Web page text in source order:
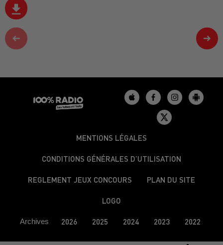
MENTIONS LÉGALES
CONDITIONS GÉNÉRALES D’UTILISATION
REGLEMENT JEUX CONCOURS PLAN DU SITE
LOGO
Archives 2026 2025 2024 2023 2022